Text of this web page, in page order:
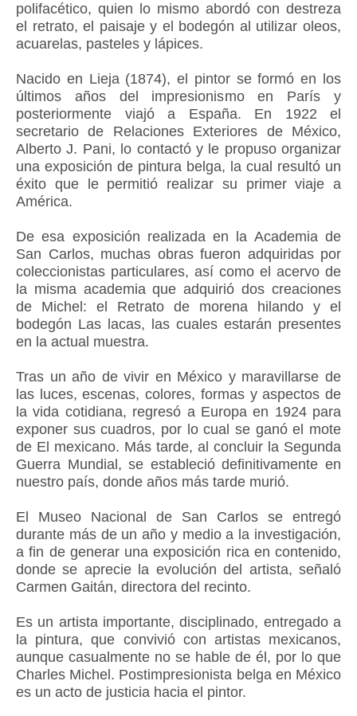
polifacético, quien lo mismo abordó con destreza
el retrato, el paisaje y el bodegón al utilizar oleos,
acuarelas, pasteles y lápices.
Nacido en Lieja (1874), el pintor se formó en los
últimos años del impresionismo en París y
posteriormente viajó a España. En 1922 el
secretario de Relaciones Exteriores de México,
Alberto J. Pani, lo contactó y le propuso organizar
una exposición de pintura belga, la cual resultó un
éxito que le permitió realizar su primer viaje a
América.
De esa exposición realizada en la Academia de
San Carlos, muchas obras fueron adquiridas por
coleccionistas particulares, así como el acervo de
la misma academia que adquirió dos creaciones
de Michel: el Retrato de morena hilando y el
bodegón Las lacas, las cuales estarán presentes
en la actual muestra.
Tras un año de vivir en México y maravillarse de
las luces, escenas, colores, formas y aspectos de
la vida cotidiana, regresó a Europa en 1924 para
exponer sus cuadros, por lo cual se ganó el mote
de El mexicano. Más tarde, al concluir la Segunda
Guerra Mundial, se estableció definitivamente en
nuestro país, donde años más tarde murió.
El Museo Nacional de San Carlos se entregó
durante más de un año y medio a la investigación,
a fin de generar una exposición rica en contenido,
donde se aprecie la evolución del artista, señaló
Carmen Gaitán, directora del recinto.
Es un artista importante, disciplinado, entregado a
la pintura, que convivió con artistas mexicanos,
aunque casualmente no se hable de él, por lo que
Charles Michel. Postimpresionista belga en México
es un acto de justicia hacia el pintor.